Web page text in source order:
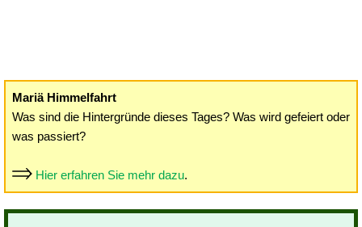
Mariä Himmelfahrt
Was sind die Hintergründe dieses Tages? Was wird gefeiert oder
was passiert?
Hier erfahren Sie mehr dazu.